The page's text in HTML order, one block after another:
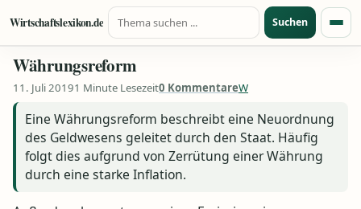
Zum Inhalt springen
Wirtschaftslexikon.de
Suche nach:
Suchen
Währungsreform
11. Juli 20191 Minute Lesezeit0 KommentareW
Eine Währungsreform beschreibt eine Neuordnung
des Geldwesens geleitet durch den Staat. Häufig
folgt dies aufgrund von Zerrütung einer Währung
durch eine starke Inflation.